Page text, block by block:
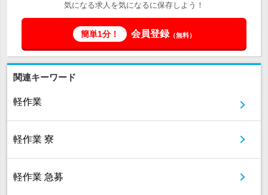
気になる求人を気になるに保存しよう！
簡単1分！ 会員登録（無料）
関連キーワード
軽作業
軽作業 寮
軽作業 急募